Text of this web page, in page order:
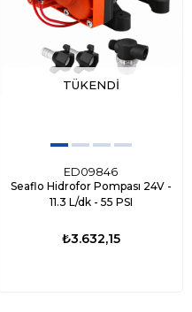
TÜKENDI
ED09846
Seaflo Hidrofor Pompası 24V -
11.3 L/dk - 55 PSI
₺3.632,15